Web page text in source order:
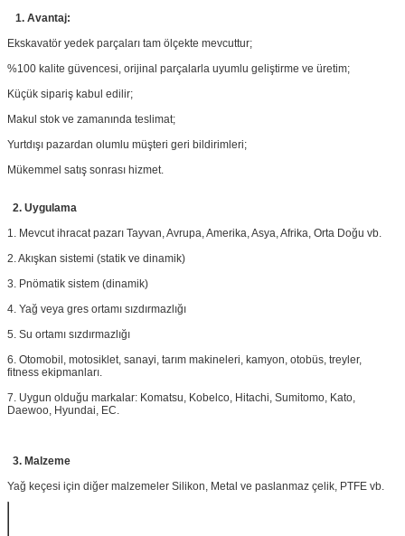
1. Avantaj:
Ekskavatör yedek parçaları tam ölçekte mevcuttur;
%100 kalite güvencesi, orijinal parçalarla uyumlu geliştirme ve üretim;
Küçük sipariş kabul edilir;
Makul stok ve zamanında teslimat;
Yurtdışı pazardan olumlu müşteri geri bildirimleri;
Mükemmel satış sonrası hizmet.
2. Uygulama
1. Mevcut ihracat pazarı Tayvan, Avrupa, Amerika, Asya, Afrika, Orta Doğu vb.
2. Akışkan sistemi (statik ve dinamik)
3. Pnömatik sistem (dinamik)
4. Yağ veya gres ortamı sızdırmazlığı
5. Su ortamı sızdırmazlığı
6. Otomobil, motosiklet, sanayi, tarım makineleri, kamyon, otobüs, treyler,
fitness ekipmanları.
7. Uygun olduğu markalar: Komatsu, Kobelco, Hitachi, Sumitomo, Kato,
Daewoo, Hyundai, EC.
3. Malzeme
Yağ keçesi için diğer malzemeler Silikon, Metal ve paslanmaz çelik, PTFE vb.